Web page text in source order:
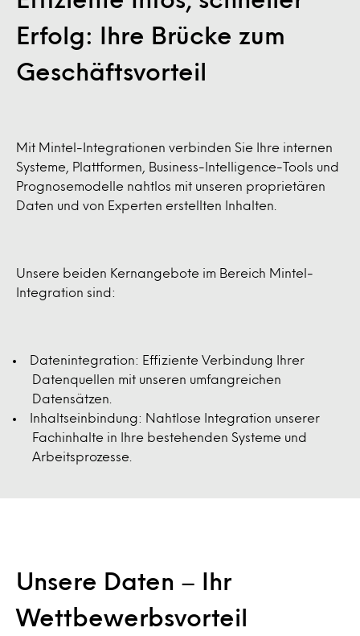
Erfolg: Ihre Brücke zum
Geschäftsvorteil
Mit Mintel-Integrationen verbinden Sie Ihre internen
Systeme, Plattformen, Business-Intelligence-Tools und
Prognosemodelle nahtlos mit unseren proprietären
Daten und von Experten erstellten Inhalten.
Unsere beiden Kernangebote im Bereich Mintel-
Integration sind:
Datenintegration: Effiziente Verbindung Ihrer
Datenquellen mit unseren umfangreichen
Datensätzen.
Inhaltseinbindung: Nahtlose Integration unserer
Fachinhalte in Ihre bestehenden Systeme und
Arbeitsprozesse.
Unsere Daten – Ihr
Wettbewerbsvorteil